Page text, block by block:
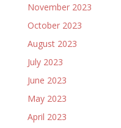
November 2023
October 2023
August 2023
July 2023
June 2023
May 2023
April 2023